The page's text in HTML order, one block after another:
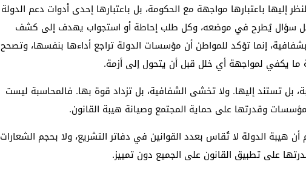
إليها باعتبارها مواجهة مع الحكومة، بل باعتبارها إحدى أدوات دعم الدولة
سؤال يُطرح في موضعه، وكل طلب إحاطة أو استجواب يهدف إلى كشف
إنما تؤكد للمواطن أن مؤسسات الدولة تراجع أداءها بنفسها، وتصحح
ما يكفي لمواجهة أي خلل قبل أن يتحول إلى أزمة.
بل تستند إليها. ولا تخشى الشفافية، بل تزداد قوة بها. فالمحاسبة ليست
وقدرتها على حماية المجتمع وصيانة هيبة القانون.
هيبة الدولة لا تُقاس بعدد القوانين في دفاتر التشريع، ولا بحجم الشعارات
على تطبيق القانون على الجميع دون تمييز.